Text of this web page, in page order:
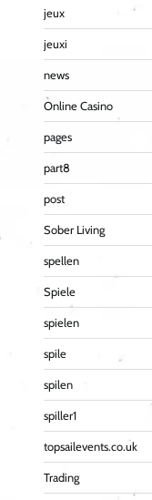
jeux
jeuxi
news
Online Casino
pages
part8
post
Sober Living
spellen
Spiele
spielen
spile
spilen
spiller1
topsailevents.co.uk
Trading